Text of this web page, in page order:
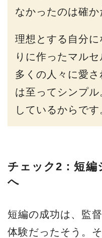
なかったのは確か
理想とする自分
りに作ったマル
多くの人々に愛
は至ってシンプ
しているからです
チェック2：短編
へ
短編の成功は、監
体験だったそう。